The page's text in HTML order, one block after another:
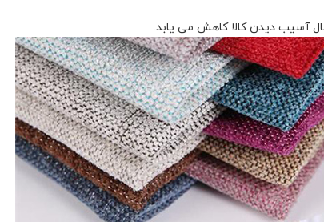
آسیب دیدن کالا کاهش می یابد.